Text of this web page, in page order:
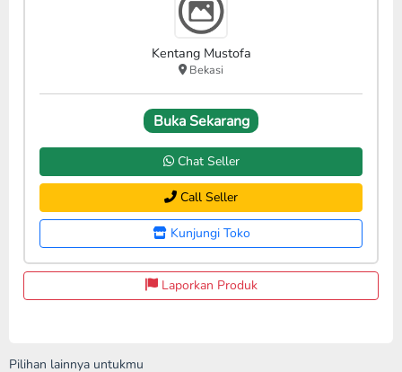
Kentang Mustofa
Bekasi
Buka Sekarang
Chat Seller
Call Seller
Kunjungi Toko
Laporkan Produk
Pilihan lainnya untukmu